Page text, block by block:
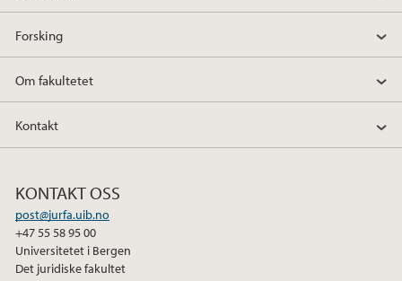
Forsking
Om fakultetet
Kontakt
KONTAKT OSS
post@jurfa.uib.no
+47 55 58 95 00
Universitetet i Bergen
Det juridiske fakultet